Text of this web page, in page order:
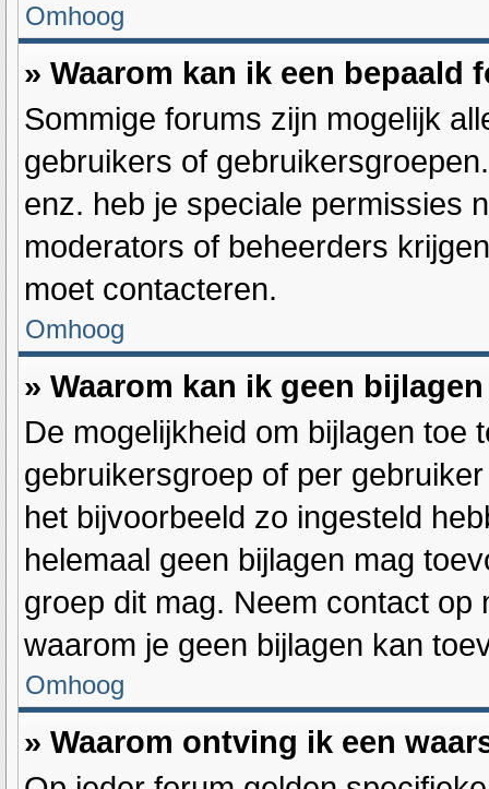
Omhoog
» Waarom kan ik een bepaald
Sommige forums zijn mogelijk
gebruikers of
enz. heb je speciale permissies
moderators of beheerders
moet contacteren.
Omhoog
» Waarom kan ik geen
De mogelijkheid om bijlagen toe
gebruikersgroep of per
het bijvoorbeeld zo ingesteld
helemaal geen bijlagen mag
groep dit mag. Neem contact
waarom je geen bijlagen kan
Omhoog
» Waarom ontving ik een